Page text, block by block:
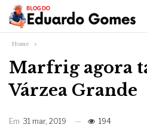
Home
Marfrig agora
Várzea Grande
Em 31 mar, 2019 194